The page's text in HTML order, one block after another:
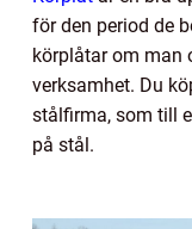
för den period de
körplåtar om man
verksamhet. Du
stålfirma, som till
på stål.